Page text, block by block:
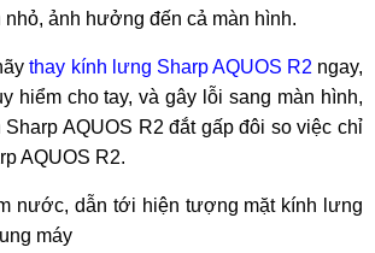
nhỏ, ảnh hưởng đến cả màn hình.
thay kính lưng Sharp AQUOS R2 ngay,
hiểm cho tay, và gây lỗi sang màn hình,
AQUOS R2 đắt gấp đôi so việc chỉ
AQUOS R2.
nước, dẫn tới hiện tượng mặt kính lưng
máy